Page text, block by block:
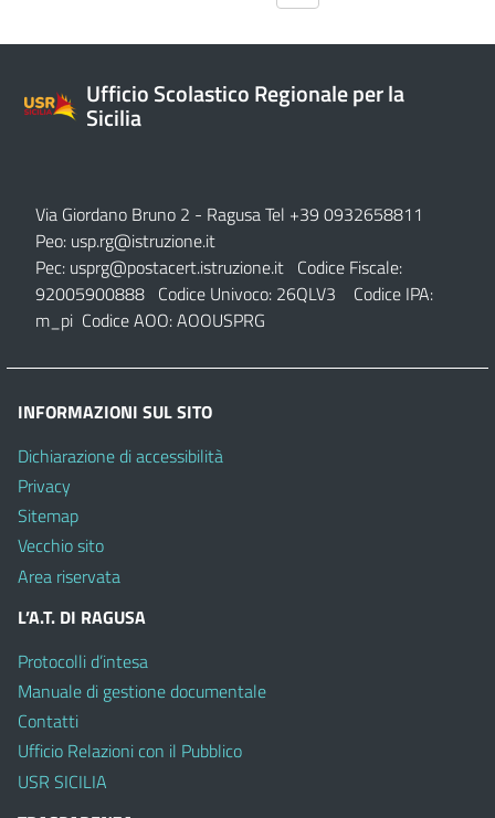
Ufficio Scolastico Regionale per la
Sicilia
Via Giordano Bruno 2 - Ragusa Tel +39 0932658811
Peo: usp.rg@istruzione.it
Pec: usprg@postacert.istruzione.it Codice Fiscale:
92005900888 Codice Univoco: 26QLV3 Codice IPA:
m_pi Codice AOO: AOOUSPRG
INFORMAZIONI SUL SITO
Dichiarazione di accessibilità
Privacy
Sitemap
Vecchio sito
Area riservata
L’A.T. DI RAGUSA
Protocolli d’intesa
Manuale di gestione documentale
Contatti
Ufficio Relazioni con il Pubblico
USR SICILIA